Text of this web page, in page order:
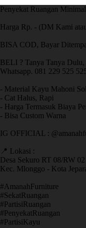
Penyekat Ruangan
Harga Rp. - (DM Kami
BISA COD, Bayar
BELI ? Tanya Tanya
Whatsapp. 081 229 525
- Material Kayu Mahoni
- Cat Halus, Rapi
- Harga Termasuk Biaya
- Bisa Custom Warna
IG OFFICIAL :
📍 Lokasi :
Desa Sekuro RT 08/RW 02
Kec. Mlonggo - Kota
​#AmanahFurniture
​#SekatRuangan
​#PartisiRuangan
​#PenyekatRuangan
​#PartisiKayu